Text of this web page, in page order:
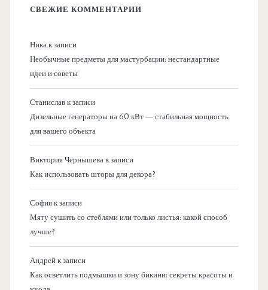
СВЕЖИЕ КОММЕНТАРИИ
Никак записи
Необычные предметы для мастурбации: нестандартные
идеи и советы
Станиславк записи
Дизельные генераторы на 60 кВт — стабильная мощность
для вашего объекта
Виктория Чернышевак записи
Как использовать шторы для декора?
Софияк записи
Мяту сушить со стеблями или только листья: какой способ
лучше?
Андрейк записи
Как осветлить подмышки и зону бикини: секреты красоты и